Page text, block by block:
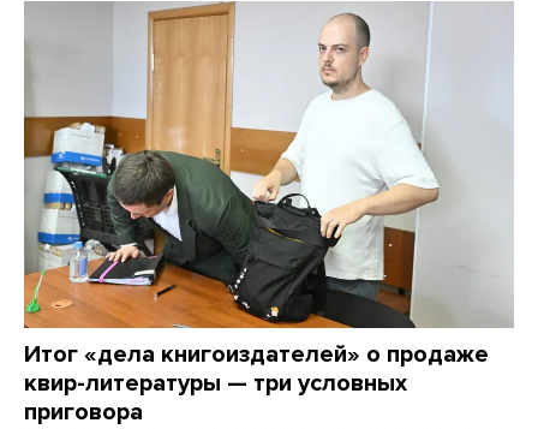
Итог «дела книгоиздателей» о продаже
квир-литературы — три условных
приговора